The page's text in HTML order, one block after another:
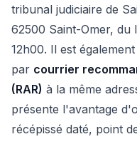
tribunal judiciaire de
62500 Saint-Omer, du
12h00. Il est
par courrier
(RAR) à la même
présente l'avantage
récépissé daté, point